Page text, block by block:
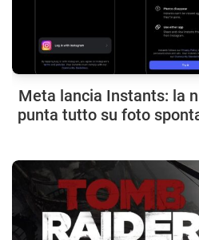
Meta lancia Instants: la
punta tutto su foto